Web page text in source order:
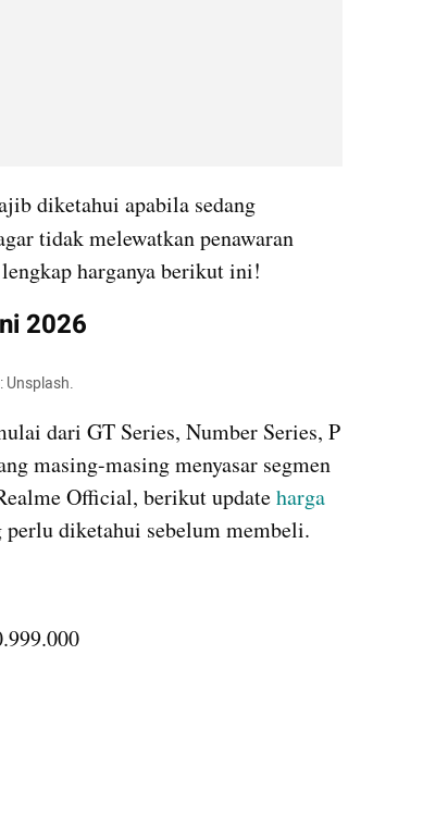
diketahui apabila sedang
tidak melewatkan penawaran
harganya berikut ini!
2026
Unsplash.
dari GT Series, Number Series, P
masing-masing menyasar segmen
Official, berikut update harga
perlu diketahui sebelum membeli.